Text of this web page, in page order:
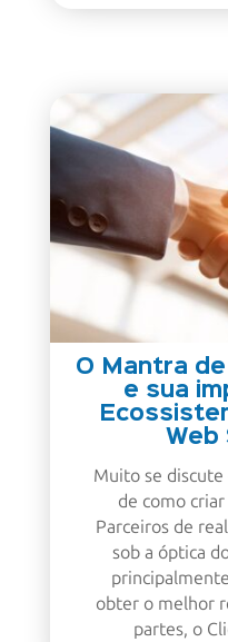
O Mantra de
e sua
Web
Muito se
de como
Parceiros de
sob a óptica
obter o melhor
partes, o